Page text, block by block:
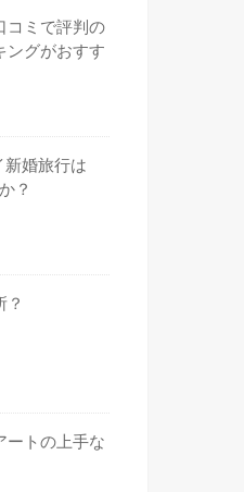
コミで評判の
ングがおすす
新婚旅行は
？
？
ートの上手な